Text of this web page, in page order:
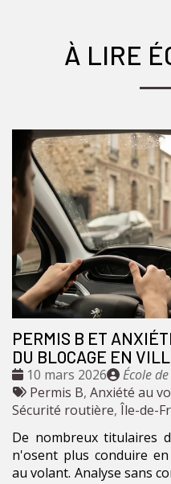
À LIRE
PERMIS B ET
DU BLOCAGE EN
Date
:
10 mars 2026
Publié
par
École
Tags
:
Permis B, Anxiété au
Sécurité routière, Île-de-
De nombreux titulaires
n'osent plus conduire
au volant. Analyse sans